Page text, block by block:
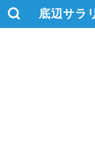
底辺サラ